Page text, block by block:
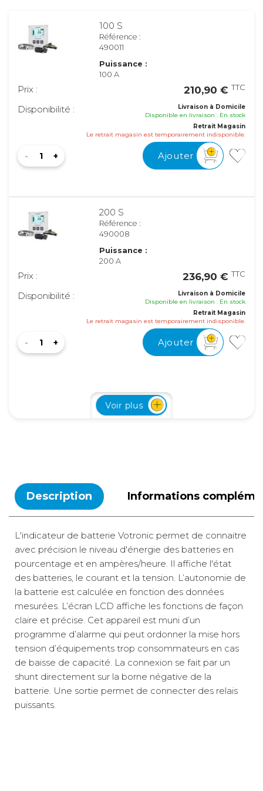
100 S
Référence :
490011
Puissance :
100 A
Prix : 210,90 € TTC
Disponibilité :
Livraison à Domicile
Disponible en livraison : En stock
Retrait Magasin
Le retrait magasin est temporairement indisponible.
Ajouter
200 S
Référence :
490008
Puissance :
200 A
Prix : 236,90 € TTC
Disponibilité :
Livraison à Domicile
Disponible en livraison : En stock
Retrait Magasin
Le retrait magasin est temporairement indisponible.
Ajouter
400 S
Référence :
Disponibilité :
Retrait Magasin
Le retrait magasin est temporairement indisponible.
Voir plus
Description Informations
L'indicateur de batterie Votronic permet de connaitre
avec précision le niveau d'énergie des batteries en
pourcentage et en ampères/heure. Il affiche l'état
des batteries, le courant et la tension. L’autonomie de
la batterie est calculée en fonction des données
mesurées. L’écran LCD affiche les fonctions de façon
claire et précise. Cet appareil est muni d’un
programme d’alarme qui peut ordonner la mise hors
tension d’équipements trop consommateurs en cas
de baisse de capacité. La connexion se fait par un
shunt directement sur la borne négative de la
batterie. Une sortie permet de connecter des relais
puissants.